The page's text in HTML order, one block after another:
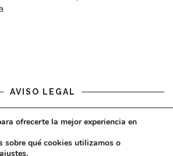
AVISO LEGAL
ofrecerte la mejor experiencia en
sobre qué cookies utilizamos o
ajustes.